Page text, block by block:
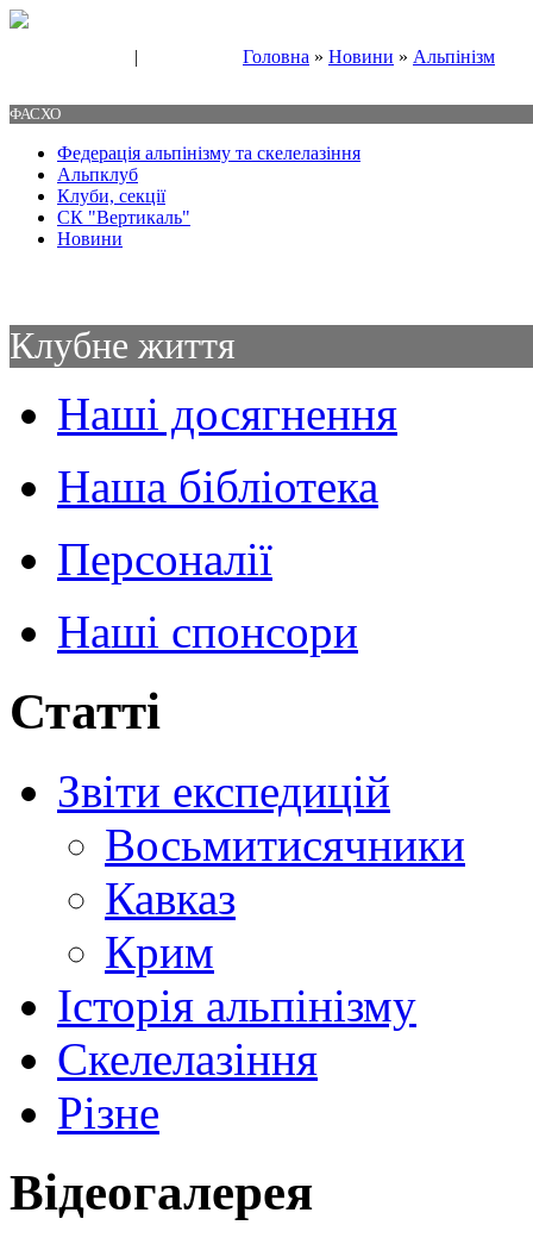
| Головна » Новини » Альпінізм
ФАСХО
Федерація альпінізму та скелелазіння
Альпклуб
Клуби, секції
СК "Вертикаль"
Новини
Клубне життя
Наші досягнення
Наша бібліотека
Персоналії
Наші спонсори
Статті
Звіти експедицій
Восьмитисячники
Кавказ
Крим
Історія альпінізму
Скелелазіння
Різне
Відеогалерея